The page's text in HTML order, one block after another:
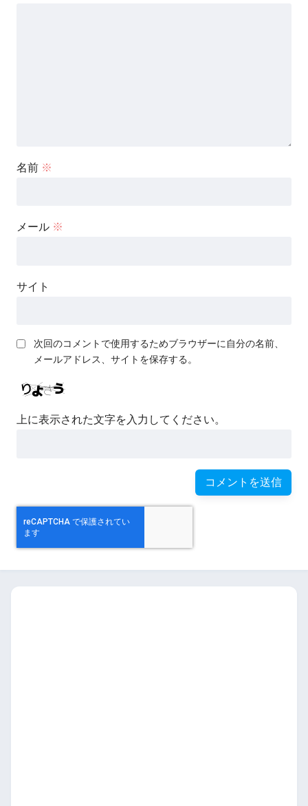
名前 ※
メール ※
サイト
次回のコメントで使用するためブラウザーに自分の名前、
メールアドレス、サイトを保存する。
上に表示された文字を入力してください。